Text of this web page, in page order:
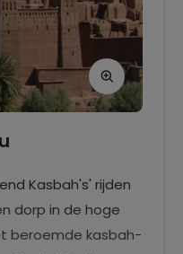
Kasbah's' rijden
dorp in de hoge
beroemde kasbah-